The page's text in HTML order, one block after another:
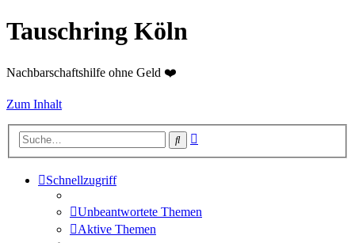
Tauschring Köln
Nachbarschaftshilfe ohne Geld ❤️
Zum Inhalt
Suche
Schnellzugriff
Unbeantwortete Themen
Aktive Themen